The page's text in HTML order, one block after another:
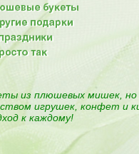
из плюшевых мишек, но
игрушек, конфет и
к каждому!